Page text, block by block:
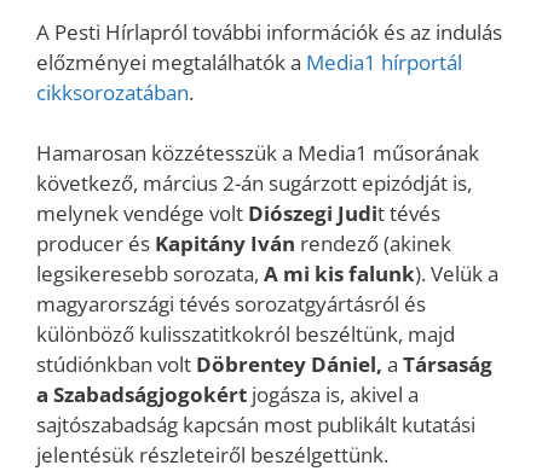
A Pesti Hírlapról további információk és az indulás
előzményei megtalálhatók a Media1 hírportál
cikksorozatában.
Hamarosan közzétesszük a Media1 műsorának
következő, március 2-án sugárzott epizódját is,
melynek vendége volt Diószegi Judit tévés
producer és Kapitány Iván rendező (akinek
legsikeresebb sorozata, A mi kis falunk). Velük a
magyarországi tévés sorozatgyártásról és
különböző kulisszatitkokról beszéltünk, majd
stúdiónkban volt Döbrentey Dániel, a Társaság
a Szabadságjogokért jogásza is, akivel a
sajtószabadság kapcsán most publikált kutatási
jelentésük részleteiről beszélgettünk.